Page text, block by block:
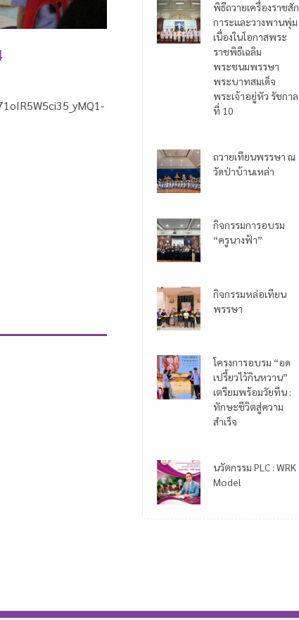
พิธีถวายเครื่องราชสัก
การะและวางพานพุ่ม
เนื่องในโอกาสพระ
ราชพิธีเฉลิม
พระชนมพรรษา
พระบาทสมเด็จ
พระเจ้าอยู่หัว รัชกาล
ที่ 10
ถวายเทียนพรรษา ณ
วัดป่าบ้านเหล่า
กิจกรรมการอบรม
“ครูนางฟ้า”
กิจกรรมหล่อเทียน
พรรษา
โครงการอบรม “อด
เปรี้ยวไว้กินหวาน”
เตรียมพร้อมวัยทีน :
ทักษะชีวิตสู่ความ
สำเร็จ
นวัตกรรม PLC : WRK
Model